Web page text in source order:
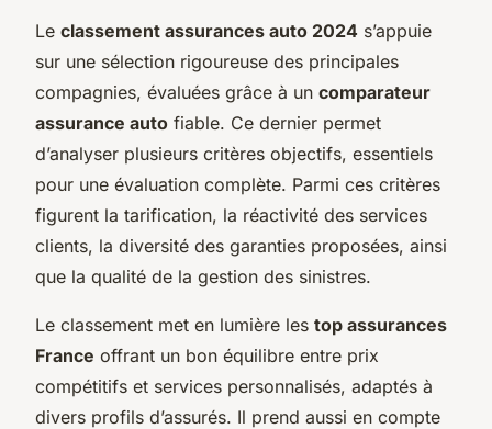
Le classement assurances auto 2024 s’appuie
sur une sélection rigoureuse des principales
compagnies, évaluées grâce à un comparateur
assurance auto fiable. Ce dernier permet
d’analyser plusieurs critères objectifs, essentiels
pour une évaluation complète. Parmi ces critères
figurent la tarification, la réactivité des services
clients, la diversité des garanties proposées, ainsi
que la qualité de la gestion des sinistres.
Le classement met en lumière les top assurances
France offrant un bon équilibre entre prix
compétitifs et services personnalisés, adaptés à
divers profils d’assurés. Il prend aussi en compte